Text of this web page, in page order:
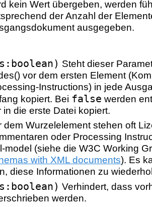
kein Wert übergeben, werden
der Anzahl der
ausgegeben.
Steht dieser
vor dem ersten Element
Instructions) in jede
kopiert. Bei false werden
in die erste Datei kopiert.
dem Wurzelelement stehen oft
oder Processing
model (siehe die W3C Working
with XML documents). Es
diese Informationen zu
Verhindert, dass
werden.